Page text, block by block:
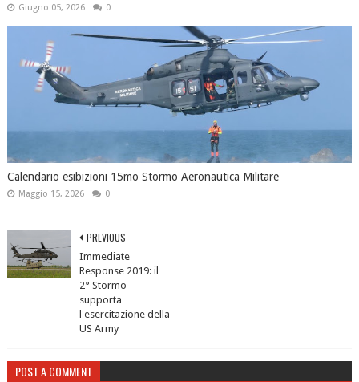
Giugno 05, 2026 0
Calendario esibizioni 15mo Stormo Aeronautica Militare
Maggio 15, 2026 0
PREVIOUS
Immediate
Response 2019: il
2° Stormo
supporta
l'esercitazione della
US Army
POST A COMMENT